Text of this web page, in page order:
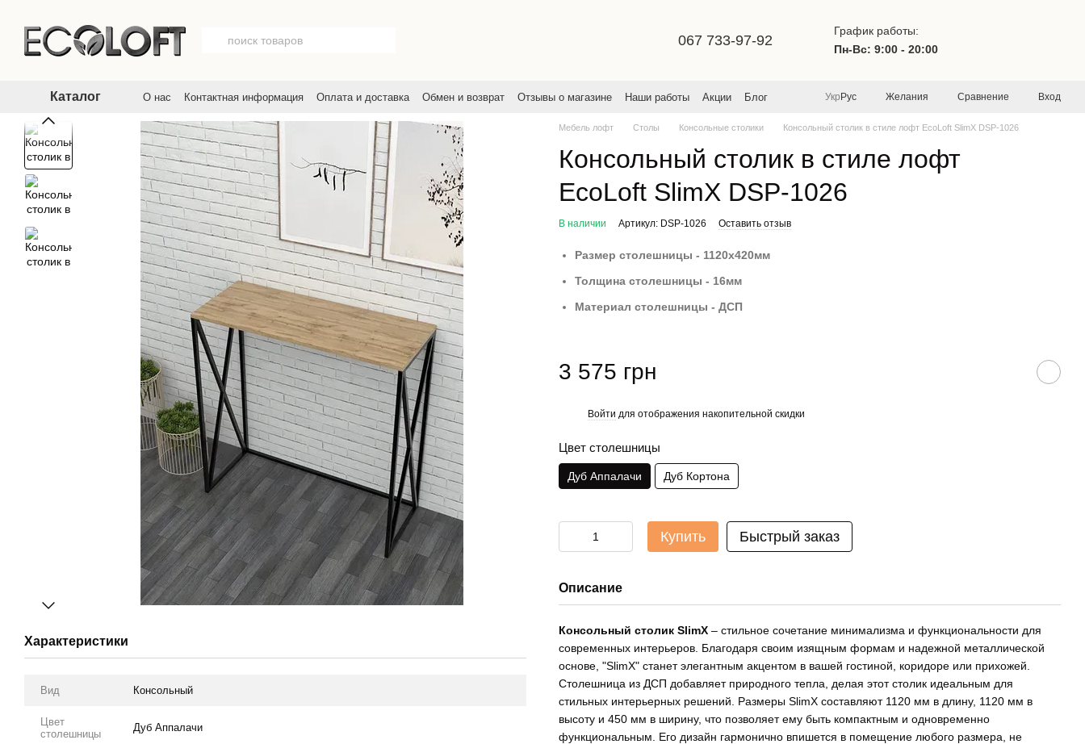
067 733-97-92
График работы:
Пн-Вс: 9:00 - 20:00
Каталог О нас Контактная информация Оплата и доставка Обмен и возврат Отзывы о магазине Наши работы Акции
Блог
Укр Рус Желания Сравнение Вход
Характеристики
Вид Консольный
Цвет
столешницы
Дуб Аппалачи
Мебель лофт Столы Консольные столики Консольный столик в стиле лофт EcoLoft SlimX DSP-1026
Консольный столик в стиле лофт
EcoLoft SlimX DSP-1026
В наличии Артикул: DSP-1026 Оставить отзыв
Размер столешницы - 1120х420мм
Толщина столешницы - 16мм
Материал столешницы - ДСП
3 575 грн
Войти для отображения накопительной скидки
Цвет столешницы
Дуб Аппалачи Дуб Кортона
Купить Быстрый заказ
Описание
Консольный столик SlimX – стильное сочетание минимализма и функциональности для
современных интерьеров. Благодаря своим изящным формам и надежной металлической
основе, "SlimX" станет элегантным акцентом в вашей гостиной, коридоре или прихожей.
Столешница из ДСП добавляет природного тепла, делая этот столик идеальным для
стильных интерьерных решений. Размеры SlimX составляют 1120 мм в длину, 1120 мм в
высоту и 450 мм в ширину, что позволяет ему быть компактным и одновременно
функциональным. Его дизайн гармонично впишется в помещение любого размера, не